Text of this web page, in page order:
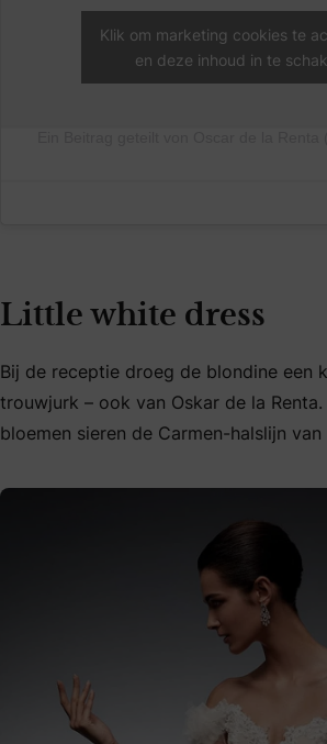
Klik om marketing cookies te
en deze inhoud in te
Little white dress
Bij de receptie droeg de blondine een
trouwjurk – ook van Oskar de la
bloemen sieren de Carmen-halslijn